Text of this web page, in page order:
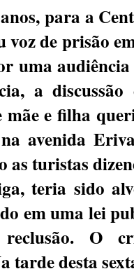
para a
voz de prisão
uma
a
mãe e filha
avenida
as turistas
teria sido
em uma lei
O
tarde desta